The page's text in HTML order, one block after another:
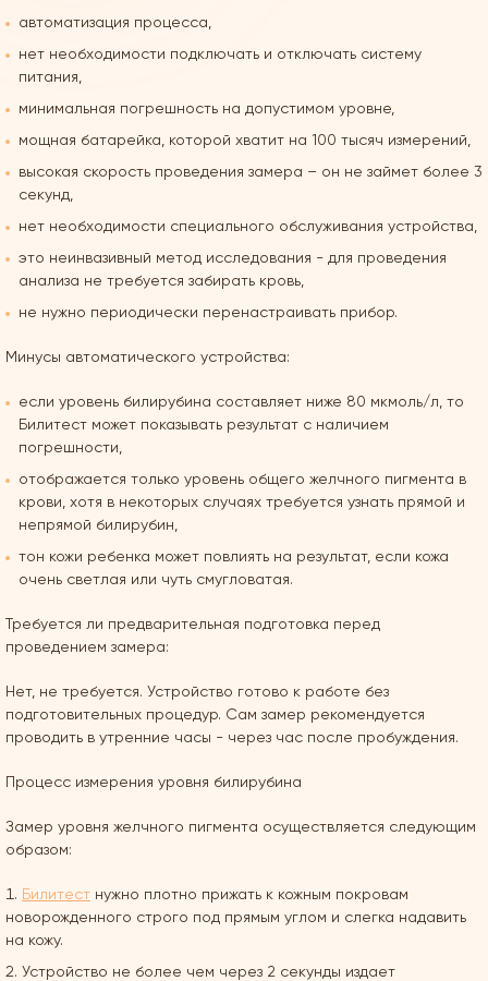
автоматизация процесса,
нет необходимости подключать и отключать систему
питания,
минимальная погрешность на допустимом уровне,
мощная батарейка, которой хватит на 100 тысяч измерений,
высокая скорость проведения замера – он не займет более 3
секунд,
нет необходимости специального обслуживания устройства,
это неинвазивный метод исследования - для проведения
анализа не требуется забирать кровь,
не нужно периодически перенастраивать прибор.
Минусы автоматического устройства:
если уровень билирубина составляет ниже 80 мкмоль/л, то
Билитест может показывать результат с наличием
погрешности,
отображается только уровень общего желчного пигмента в
крови, хотя в некоторых случаях требуется узнать прямой и
непрямой билирубин,
тон кожи ребенка может повлиять на результат, если кожа
очень светлая или чуть смугловатая.
Требуется ли предварительная подготовка перед
проведением замера:
Нет, не требуется. Устройство готово к работе без
подготовительных процедур. Сам замер рекомендуется
проводить в утренние часы - через час после пробуждения.
Процесс измерения уровня билирубина
Замер уровня желчного пигмента осуществляется следующим
образом:
Билитест нужно плотно прижать к кожным покровам
новорожденного строго под прямым углом и слегка надавить
на кожу.
Устройство не более чем через 2 секунды издает